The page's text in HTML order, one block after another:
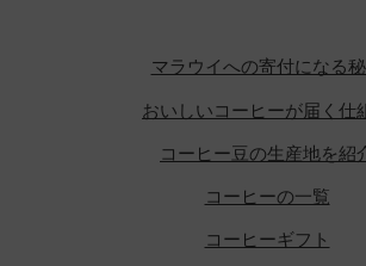
マラウイへの寄付になる
おいしいコーヒーが届く仕
コーヒー豆の生産地を紹
コーヒーの一覧
コーヒーギフト